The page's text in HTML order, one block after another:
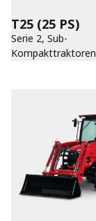
T25 (25 PS)
Serie 2, Sub-
Kompakttraktoren